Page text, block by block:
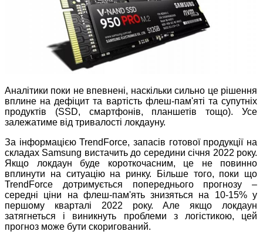
Аналітики поки не впевнені, наскільки сильно це рішення
вплине на дефіцит та вартість флеш-пам'яті та супутніх
продуктів (SSD, смартфонів, планшетів тощо). Усе
залежатиме від тривалості локдауну.
За інформацією TrendForce, запасів готової продукції на
складах Samsung вистачить до середини січня 2022 року.
Якщо локдаун буде короткочасним, це не повинно
вплинути на ситуацію на ринку. Більше того, поки що
TrendForce дотримується попереднього прогнозу –
середні ціни на флеш-пам'ять знизяться на 10-15% у
першому кварталі 2022 року. Але якщо локдаун
затягнеться і виникнуть проблеми з логістикою, цей
прогноз може бути скоригований.